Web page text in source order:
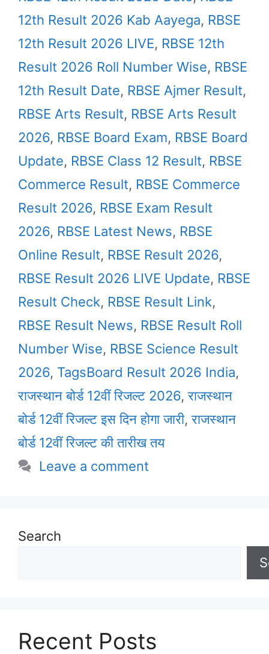
12th Result 2026 Kab Aayega, RBSE
12th Result 2026 LIVE, RBSE 12th
Result 2026 Roll Number Wise, RBSE
12th Result Date, RBSE Ajmer Result,
RBSE Arts Result, RBSE Arts Result
2026, RBSE Board Exam, RBSE Board
Update, RBSE Class 12 Result, RBSE
Commerce Result, RBSE Commerce
Result 2026, RBSE Exam Result
2026, RBSE Latest News, RBSE
Online Result, RBSE Result 2026,
RBSE Result 2026 LIVE Update, RBSE
Result Check, RBSE Result Link,
RBSE Result News, RBSE Result Roll
Number Wise, RBSE Science Result
2026, TagsBoard Result 2026 India,
राजस्थान बोर्ड 12वीं रिजल्ट 2026,राजस्थान
बोर्ड 12वीं रिजल्ट इस दिन होगा जारी,राजस्थान
बोर्ड 12वीं रिजल्ट की तारीख तय
Leave a comment
Search
Recent Posts